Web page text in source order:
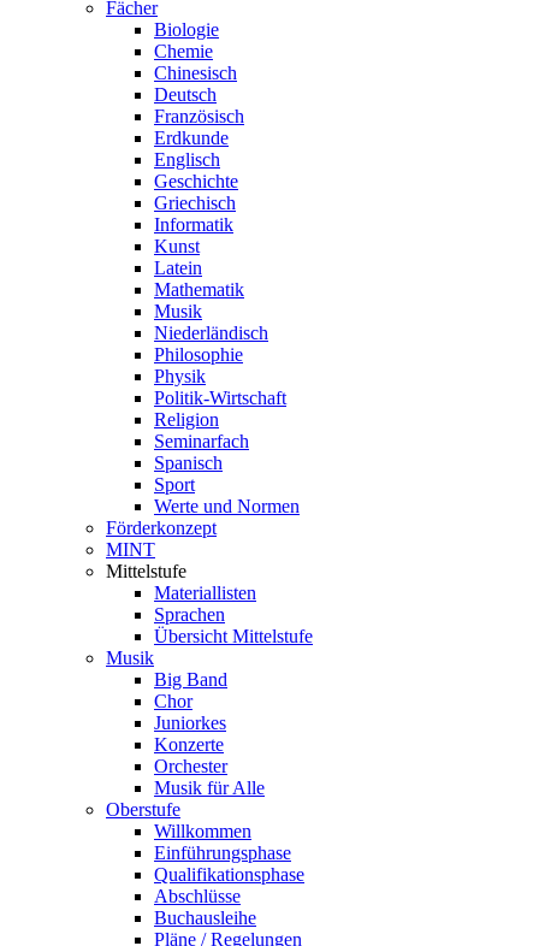
Fächer
Biologie
Chemie
Chinesisch
Deutsch
Französisch
Erdkunde
Englisch
Geschichte
Griechisch
Informatik
Kunst
Latein
Mathematik
Musik
Niederländisch
Philosophie
Physik
Politik-Wirtschaft
Religion
Seminarfach
Spanisch
Sport
Werte und Normen
Förderkonzept
MINT
Mittelstufe
Materiallisten
Sprachen
Übersicht Mittelstufe
Musik
Big Band
Chor
Juniorkes
Konzerte
Orchester
Musik für Alle
Oberstufe
Willkommen
Einführungsphase
Qualifikationsphase
Abschlüsse
Buchausleihe
Pläne / Regelungen